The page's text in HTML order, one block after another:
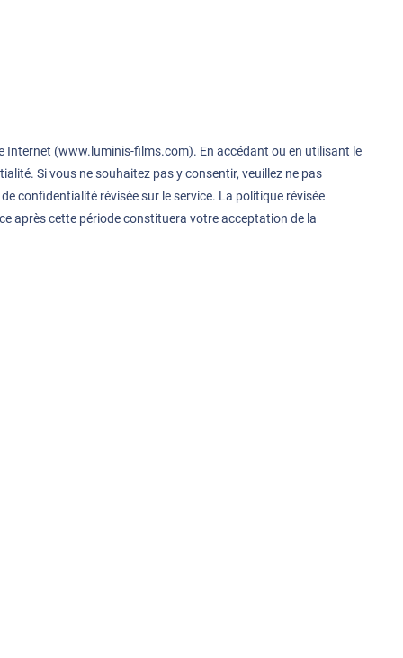
Internet (www.luminis-films.com). En accédant ou en utilisant le
Si vous ne souhaitez pas y consentir, veuillez ne pas
confidentialité révisée sur le service. La politique révisée
après cette période constituera votre acceptation de la